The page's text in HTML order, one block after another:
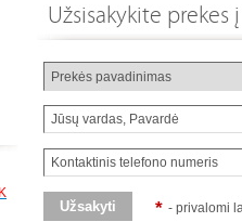
Užsisakykite prekes
* - privalomi